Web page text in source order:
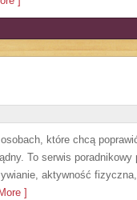
które chcą
To serwis
aktywność
]